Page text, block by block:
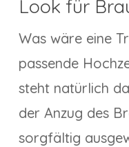
Look für
Was wäre eine
passende
steht natürlich
der Anzug des
sorgfältig